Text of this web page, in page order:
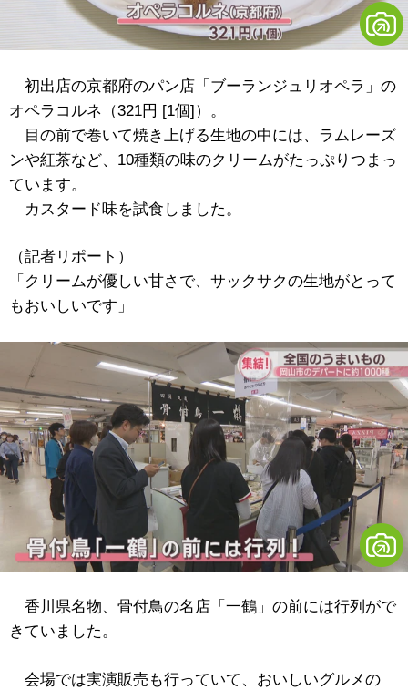
初出店の京都府のパン店「ブーランジュリオペラ」の
オペラコルネ（321円 [1個]）。
目の前で巻いて焼き上げる生地の中には、ラムレーズ
ンや紅茶など、10種類の味のクリームがたっぷりつまっ
ています。
カスタード味を試食しました。
（記者リポート）
「クリームが優しい甘さで、サックサクの生地がとって
もおいしいです」
香川県名物、骨付鳥の名店「一鶴」の前には行列がで
きていました。
会場では実演販売も行っていて、おいしいグルメの